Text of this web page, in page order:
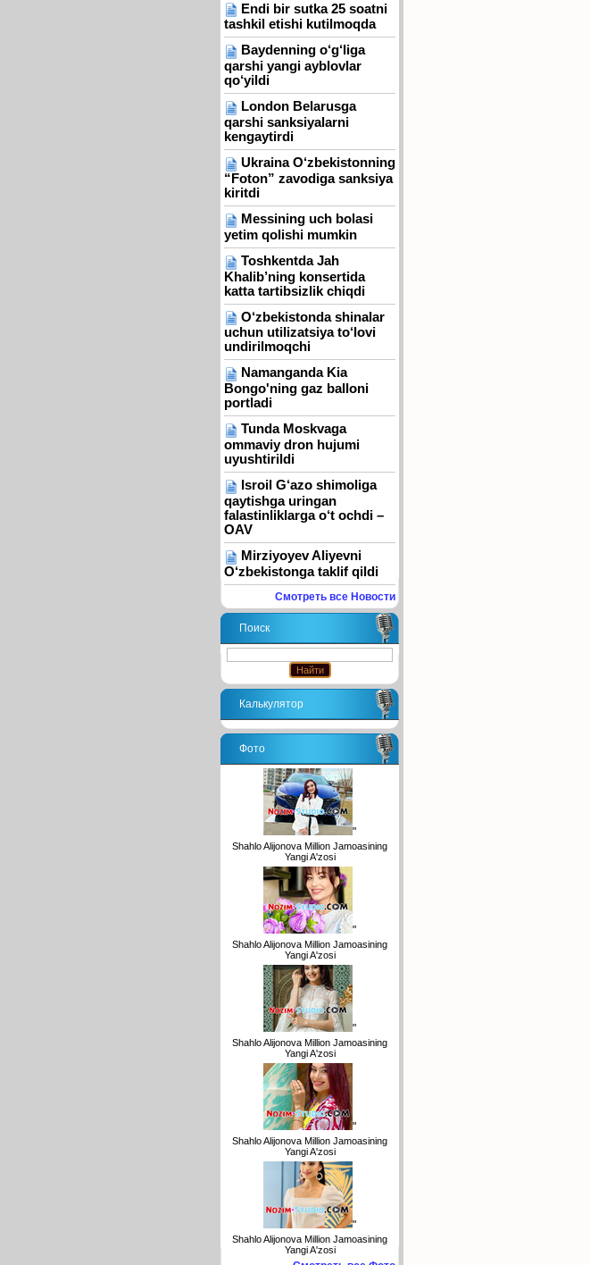
Endi bir sutka 25 soatni
tashkil etishi kutilmoqda
Baydenning o‘g‘liga
qarshi yangi ayblovlar
qo‘yildi
London Belarusga
qarshi sanksiyalarni
kengaytirdi
Ukraina O‘zbekistonning
“Foton” zavodiga sanksiya
kiritdi
Messining uch bolasi
yetim qolishi mumkin
Toshkentda Jah
Khalib’ning konsertida
katta tartibsizlik chiqdi
O‘zbekistonda shinalar
uchun utilizatsiya to‘lovi
undirilmoqchi
Namanganda Kia
Bongo'ning gaz balloni
portladi
Tunda Moskvaga
ommaviy dron hujumi
uyushtirildi
Isroil G‘azo shimoliga
qaytishga uringan
falastinliklarga o‘t ochdi –
OAV
Mirziyoyev Aliyevni
O‘zbekistonga taklif qildi
Смотреть все Новости
Поиск
Калькулятор
Фото
"
Shahlo Alijonova Million Jamoasining
Yangi A'zosi
"
Shahlo Alijonova Million Jamoasining
Yangi A'zosi
"
Shahlo Alijonova Million Jamoasining
Yangi A'zosi
"
Shahlo Alijonova Million Jamoasining
Yangi A'zosi
"
Shahlo Alijonova Million Jamoasining
Yangi A'zosi